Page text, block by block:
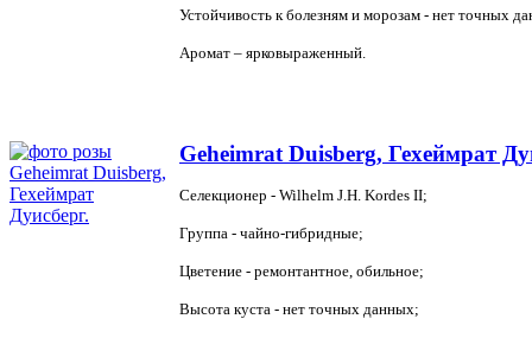
Устойчивость к болезням и морозам - нет точных
Аромат – ярковыраженный.
Geheimrat Duisberg, Гехеймрат
Селекционер - Wilhelm J.H. Kordes II;
Группа - чайно-гибридные;
Цветение - ремонтантное, обильное;
Высота куста - нет точных данных;